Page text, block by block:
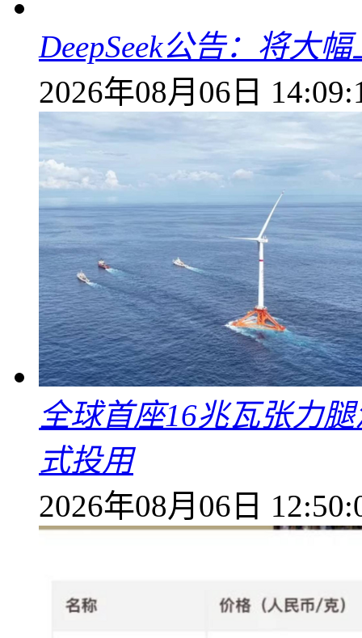
DeepSeek公告：将大
2026年08月06日
全球首座16兆瓦张力
式投用
2026年08月06日